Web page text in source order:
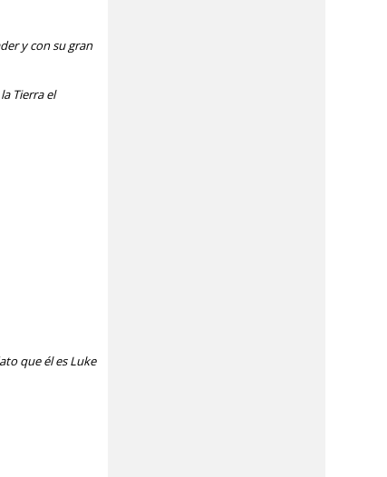
y con su gran
Tierra el
que él es Luke